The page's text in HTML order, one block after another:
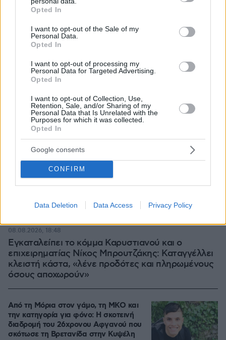
grant or deny consent to Google and its third-party tags to
use your data for below specified purposes in below Google
consent section.
Opted In
I want to opt-out of the Sale of my
Personal Data.
Opted In
I want to opt-out of processing my
Personal Data for Targeted Advertising.
Opted In
I want to opt-out of Collection, Use,
Retention, Sale, and/or Sharing of my
Personal Data that Is Unrelated with the
Purposes for which it was collected.
Opted In
Google consents
CONFIRM
Data Deletion Data Access Privacy Policy
Εγκαταλείπει το κόμμα Καρυστιανού και ο
επιχειρηματίας Νίκος Μπρουτζάκης: Καταγγέλλει
κλειστή κάστα, «λένε προδότες και πληρωμένους
όσους αποχωρούν»
08.08.2026, 18:48
Από τη Μόρια στον γάμο, τη ΜΚΟ και
την κατηγορία για φόνο: Η σκοτεινή
διαδρομή του 26χρονου Αφγανού που
σκότωσε τη Βρετανίδα στην Κυψέλη